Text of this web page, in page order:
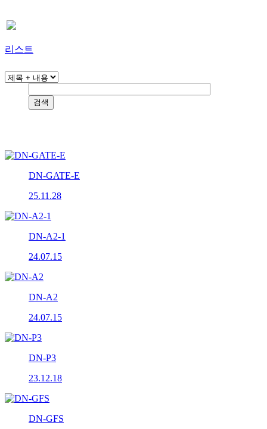
리스트
DN-GATE-E
25.11.28
DN-A2-1
24.07.15
DN-A2
24.07.15
DN-P3
23.12.18
DN-GFS